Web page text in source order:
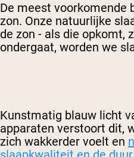
De meest voorkomende
zon. Onze natuurlijke
de zon - als die opkomt,
ondergaat, worden we
Kunstmatig blauw licht
apparaten verstoort dit,
zich wakkerder voelt en